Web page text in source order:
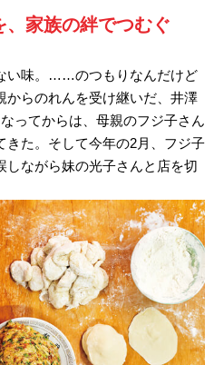
家族の絆でつむぐ
い味。……のつもりなんだけど
からのれんを受け継いだ、井澤
ってからは、母親のフジ子さん
きた。そして今年の2月、フジ子
しながら妹の光子さんと店を切